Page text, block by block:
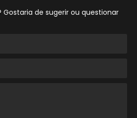
de sugerir ou questionar